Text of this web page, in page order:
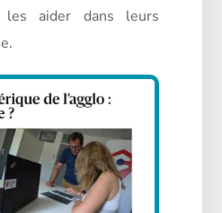
les aider dans leurs